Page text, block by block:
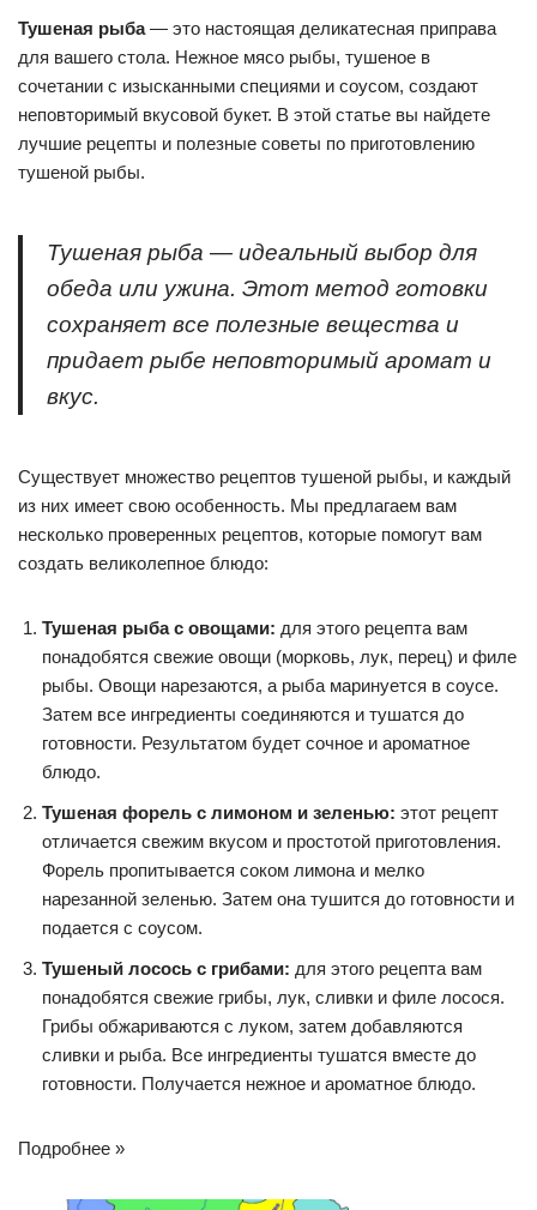
Тушеная рыба— это настоящая деликатесная приправа
для вашего стола. Нежное мясо рыбы, тушеное в
сочетании с изысканными специями и соусом, создают
неповторимый вкусовой букет. В этой статье вы найдете
лучшие рецепты и полезные советы по приготовлению
тушеной рыбы.
Тушеная рыба — идеальный выбор для
обеда или ужина. Этот метод готовки
сохраняет все полезные вещества и
придает рыбе неповторимый аромат и
вкус.
Существует множество рецептов тушеной рыбы, и каждый
из них имеет свою особенность. Мы предлагаем вам
несколько проверенных рецептов, которые помогут вам
создать великолепное блюдо:
Тушеная рыба с овощами: для этого рецепта вам
понадобятся свежие овощи (морковь, лук, перец) и филе
рыбы. Овощи нарезаются, а рыба маринуется в соусе.
Затем все ингредиенты соединяются и тушатся до
готовности. Результатом будет сочное и ароматное
блюдо.
Тушеная форель с лимоном и зеленью: этот рецепт
отличается свежим вкусом и простотой приготовления.
Форель пропитывается соком лимона и мелко
нарезанной зеленью. Затем она тушится до готовности и
подается с соусом.
Тушеный лосось с грибами: для этого рецепта вам
понадобятся свежие грибы, лук, сливки и филе лосося.
Грибы обжариваются с луком, затем добавляются
сливки и рыба. Все ингредиенты тушатся вместе до
готовности. Получается нежное и ароматное блюдо.
Подробнее »